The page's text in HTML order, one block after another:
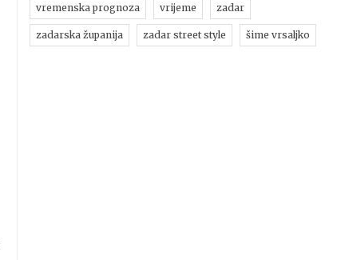
vremenska prognoza vrijeme zadar
zadarska županija zadar street style šime vrsaljko